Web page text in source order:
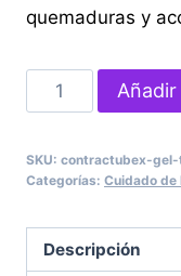
quemaduras y
CONTRACTUBEX
GEL
50g
SKU: contractubex-
Categorías: Cuidado de
Descripción